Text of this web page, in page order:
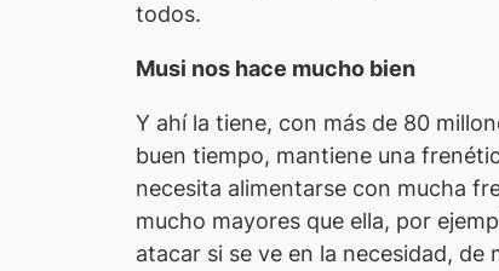
todos.
Musi nos hace mucho bien
Y ahí la tiene, con más de 80
buen tiempo, mantiene una
necesita alimentarse con mucha
mucho mayores que ella, por
atacar si se ve en la necesidad,